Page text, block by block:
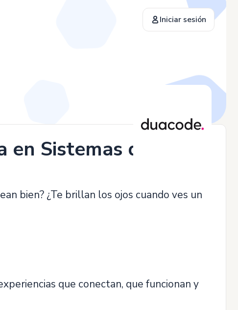
Iniciar sesión
Sistemas de
bien? ¿Te brillan los ojos cuando ves un
que conectan, que funcionan y